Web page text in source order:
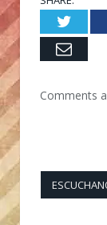
Email
Comments